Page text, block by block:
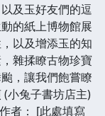
及玉好友們的逗
的紙上博物館展
以及增添玉的知
雜揉瞭古物珍寶
，讓我們飽嘗瞭
小兔子書坊店主)
者： [此處填寫